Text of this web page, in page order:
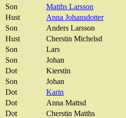
Son
Matths Larsson
Hust
Anna Johansdotter
Son
Anders Larsson
Hust
Cherstin Michelsd
Son
Lars
Son
Johan
Dot
Kierstin
Son
Johan
Dot
Karin
Dot
Anna Mattsd
Dot
Cherstin Matths